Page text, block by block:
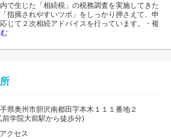
で生じた「相続税」の税務調査を実施してきた
指摘されやすいツボ」をしっかり押さえて、申
じて２次相続アドバイスを行っています。・複
県奥州市胆沢南都田字本木１１１番地２
前学院大前駅から徒歩分)
アクセス